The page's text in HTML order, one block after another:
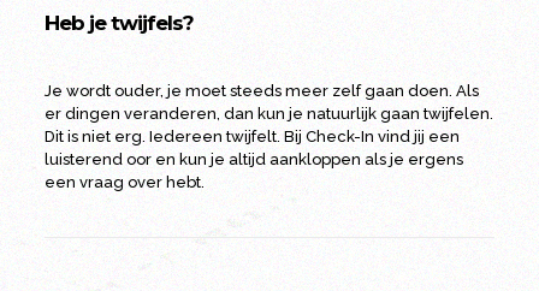
Heb je twijfels?
Je wordt ouder, je moet steeds meer zelf gaan doen. Als
er dingen veranderen, dan kun je natuurlijk gaan twijfelen.
Dit is niet erg. Iedereen twijfelt. Bij Check-In vind jij een
luisterend oor en kun je altijd aankloppen als je ergens
een vraag over hebt.